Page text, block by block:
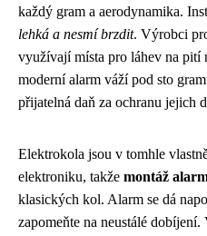
každý gram a aerodynamika.
lehká a nesmí brzdit. Výrobci
využívají místa pro láhev na
moderní alarm váží pod sto
přijatelná daň za ochranu jejich
Elektrokola jsou v tomhle
elektroniku, takže montáž
klasických kol. Alarm se dá
zapomeňte na neustálé